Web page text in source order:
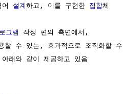
어 설계하고, 이를 구현한 집합체
그램
작성 편의 측면에서,
할 수 있는, 효과적으로 조직화할
래와 같이 제공하고 있음